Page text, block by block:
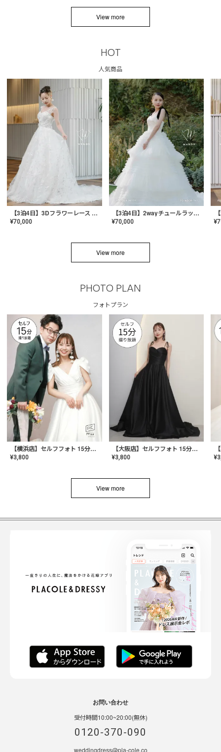
View more
HOT
人気商品
【3泊4日】3Dフラワーレース ドレス〈PD-WDOR-331〉
¥70,000
【3泊4日】2wayチュールラッフルドレス〈PD-WDOR-341RTL〉
¥70,000 ¥
View more
PHOTO PLAN
フォトプラン
【横浜店】セルフフォト 15分撮り放題プラン
¥3,800
【大阪店】セルフフォト 15分撮り放題プラン
¥3,800 ¥
View more
お問い合わせ
受付時間10:00~20:00(無休)
0120-370-090
weddingdress@pla-cole.co